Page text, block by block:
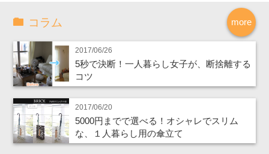
more
コラム
2017/06/26
5秒で決断！一人暮らし女子が、断捨離する
コツ
2017/06/20
5000円までで選べる！オシャレでスリム
な、１人暮らし用の傘立て